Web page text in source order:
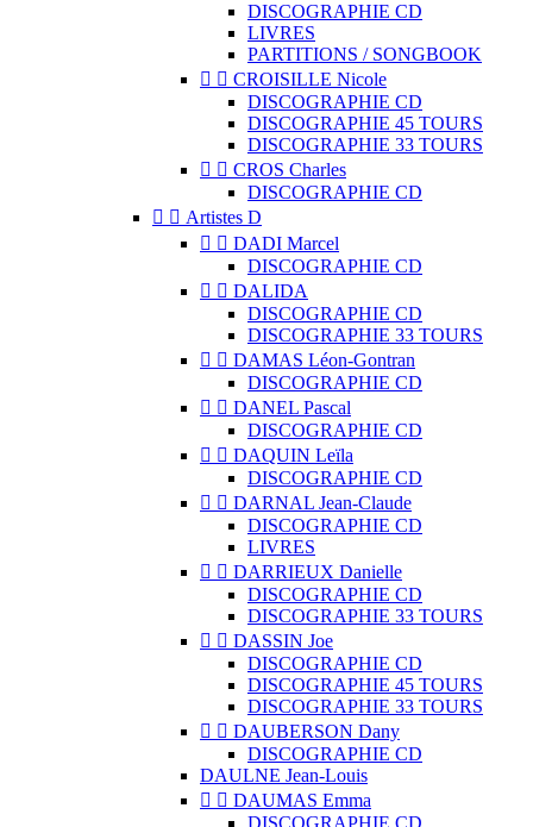
DISCOGRAPHIE CD
LIVRES
PARTITIONS / SONGBOOK
  CROISILLE Nicole
DISCOGRAPHIE CD
DISCOGRAPHIE 45 TOURS
DISCOGRAPHIE 33 TOURS
  CROS Charles
DISCOGRAPHIE CD
  Artistes D
  DADI Marcel
DISCOGRAPHIE CD
  DALIDA
DISCOGRAPHIE CD
DISCOGRAPHIE 33 TOURS
  DAMAS Léon-Gontran
DISCOGRAPHIE CD
  DANEL Pascal
DISCOGRAPHIE CD
  DAQUIN Leïla
DISCOGRAPHIE CD
  DARNAL Jean-Claude
DISCOGRAPHIE CD
LIVRES
  DARRIEUX Danielle
DISCOGRAPHIE CD
DISCOGRAPHIE 33 TOURS
  DASSIN Joe
DISCOGRAPHIE CD
DISCOGRAPHIE 45 TOURS
DISCOGRAPHIE 33 TOURS
  DAUBERSON Dany
DISCOGRAPHIE CD
DAULNE Jean-Louis
  DAUMAS Emma
DISCOGRAPHIE CD